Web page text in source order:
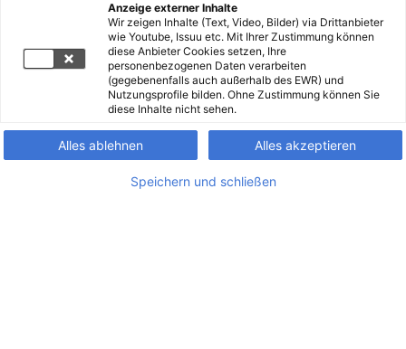
Anzeige externer Inhalte
Wir zeigen Inhalte (Text, Video, Bilder) via Drittanbieter
wie Youtube, Issuu etc. Mit Ihrer Zustimmung können
diese Anbieter Cookies setzen, Ihre
personenbezogenen Daten verarbeiten
(gegebenenfalls auch außerhalb des EWR) und
Nutzungsprofile bilden. Ohne Zustimmung können Sie
diese Inhalte nicht sehen.
Alles ablehnen Alles akzeptieren
Speichern und schließen